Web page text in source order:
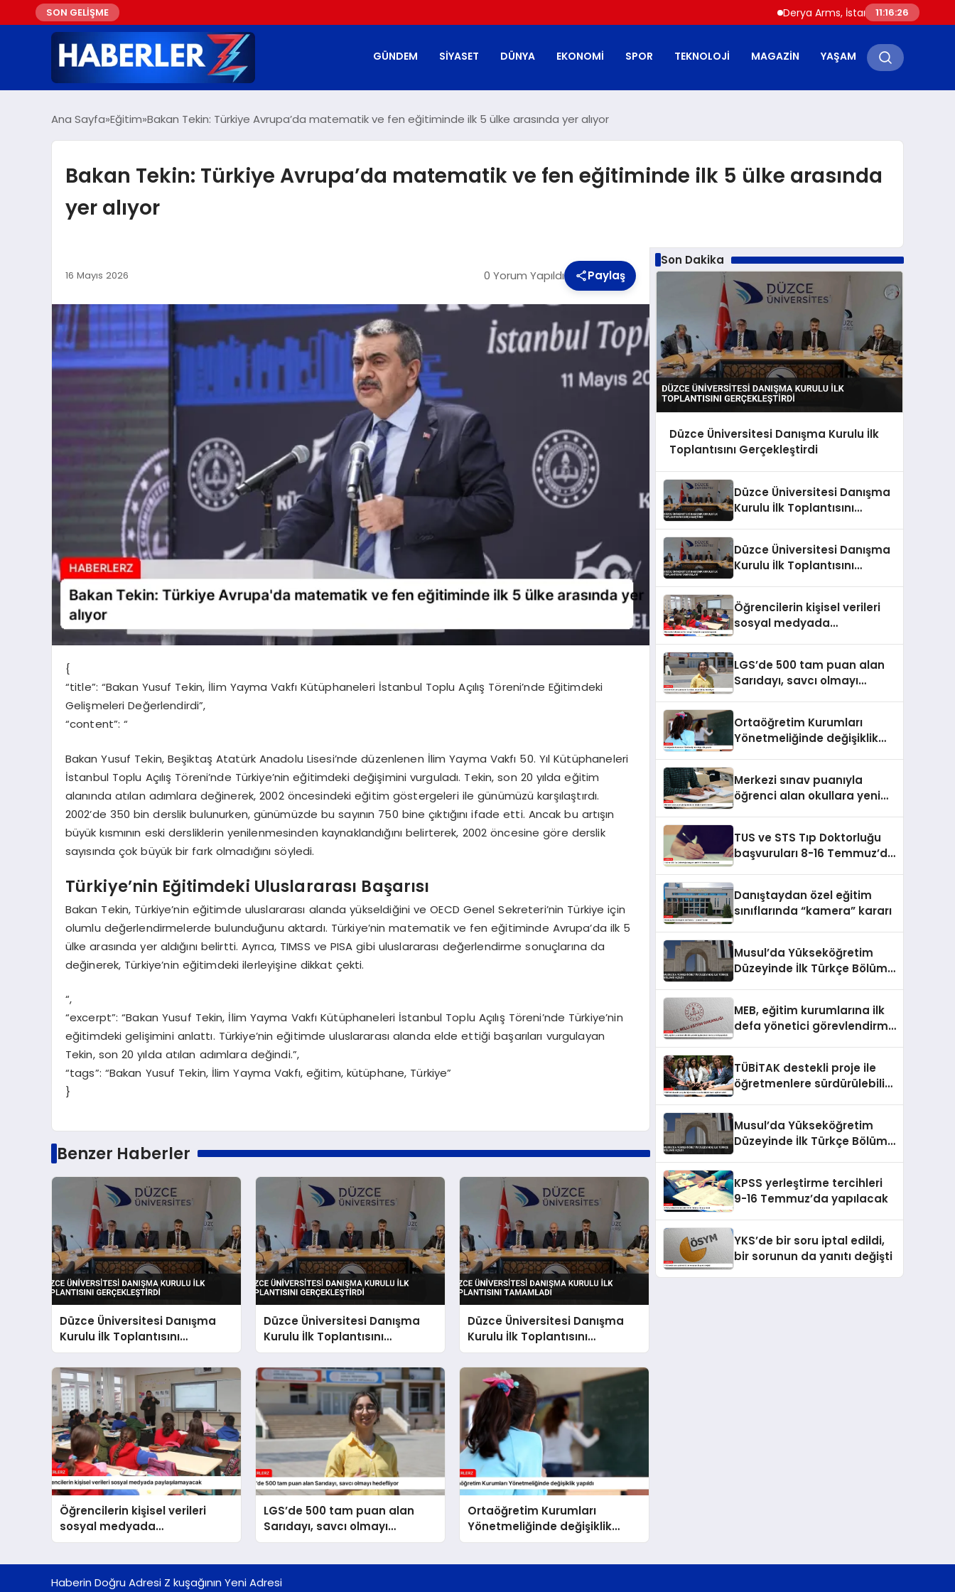
SON GELİŞME Derya Arms, İstanbul Prohunt 2026’da
11:16:27
GÜNDEM SIYASET DÜNYA EKONOMI SPOR TEKNOLOJI MAGAZIN YAŞAM
Ana Sayfa Eğitim Bakan Tekin: Türkiye Avrupa’da matematik ve fen eğitiminde ilk 5 ülke arasında yer alıyor
Bakan Tekin: Türkiye Avrupa’da matematik ve fen eğitiminde ilk 5 ülke arasında
yer alıyor
16 Mayıs 2026 0 Yorum Yapıldı Paylaş
{
“title”: “Bakan Yusuf Tekin, İlim Yayma Vakfı Kütüphaneleri İstanbul Toplu Açılış Töreni’nde Eğitimdeki
Gelişmeleri Değerlendirdi”,
“content”: “
Bakan Yusuf Tekin, Beşiktaş Atatürk Anadolu Lisesi’nde düzenlenen İlim Yayma Vakfı 50. Yıl Kütüphaneleri
İstanbul Toplu Açılış Töreni’nde Türkiye’nin eğitimdeki değişimini vurguladı. Tekin, son 20 yılda eğitim
alanında atılan adımlara değinerek, 2002 öncesindeki eğitim göstergeleri ile günümüzü karşılaştırdı.
2002’de 350 bin derslik bulunurken, günümüzde bu sayının 750 bine çıktığını ifade etti. Ancak bu artışın
büyük kısmının eski dersliklerin yenilenmesinden kaynaklandığını belirterek, 2002 öncesine göre derslik
sayısında çok büyük bir fark olmadığını söyledi.
Türkiye’nin Eğitimdeki Uluslararası Başarısı
Bakan Tekin, Türkiye’nin eğitimde uluslararası alanda yükseldiğini ve OECD Genel Sekreteri’nin Türkiye için
olumlu değerlendirmelerde bulunduğunu aktardı. Türkiye’nin matematik ve fen eğitiminde Avrupa’da ilk 5
ülke arasında yer aldığını belirtti. Ayrıca, TIMSS ve PISA gibi uluslararası değerlendirme sonuçlarına da
değinerek, Türkiye’nin eğitimdeki ilerleyişine dikkat çekti.
“,
“excerpt”: “Bakan Yusuf Tekin, İlim Yayma Vakfı Kütüphaneleri İstanbul Toplu Açılış Töreni’nde Türkiye’nin
eğitimdeki gelişimini anlattı. Türkiye’nin eğitimde uluslararası alanda elde ettiği başarıları vurgulayan
Tekin, son 20 yılda atılan adımlara değindi.”,
“tags”: “Bakan Yusuf Tekin, İlim Yayma Vakfı, eğitim, kütüphane, Türkiye”
}
Benzer Haberler
Düzce Üniversitesi Danışma
Kurulu İlk Toplantısını
Gerçekleştirdi
Düzce Üniversitesi Danışma
Kurulu İlk Toplantısını
Gerçekleştirdi
Düzce Üniversitesi Danışma
Kurulu İlk Toplantısını
Tamamladı
Öğrencilerin kişisel verileri
sosyal medyada
paylaşılamayacak
LGS’de 500 tam puan alan
Sarıdayı, savcı olmayı
hedefliyor
Ortaöğretim Kurumları
Yönetmeliğinde değişiklik
yapıldı
Son Dakika
Düzce Üniversitesi Danışma Kurulu İlk
Toplantısını Gerçekleştirdi
Düzce Üniversitesi Danışma
Kurulu İlk Toplantısını
Düzce Üniversitesi Danışma
Kurulu İlk Toplantısını
Öğrencilerin kişisel verileri
sosyal medyada
LGS’de 500 tam puan alan
Sarıdayı, savcı olmayı
Ortaöğretim Kurumları
Yönetmeliğinde değişiklik
Merkezi sınav puanıyla
öğrenci alan okullara yeni
TUS ve STS Tıp Doktorluğu
başvuruları 8-16 Temmuz’da
Danıştaydan özel eğitim
sınıflarında “kamera” kararı
Musul’da Yükseköğretim
Düzeyinde İlk Türkçe Bölümü
MEB, eğitim kurumlarına ilk
defa yönetici görevlendirme
TÜBİTAK destekli proje ile
öğretmenlere sürdürülebilir
Musul’da Yükseköğretim
Düzeyinde İlk Türkçe Bölümü
KPSS yerleştirme tercihleri
9-16 Temmuz’da yapılacak
YKS’de bir soru iptal edildi,
bir sorunun da yanıtı değişti
Haberin Doğru Adresi Z kuşağının Yeni Adresi